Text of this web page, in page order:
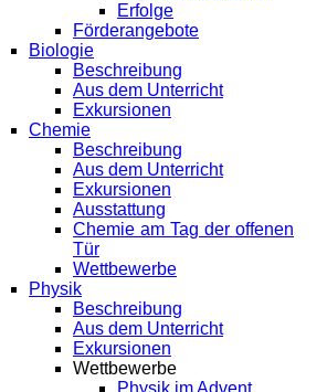
Erfolge
Förderangebote
Biologie
Beschreibung
Aus dem Unterricht
Exkursionen
Chemie
Beschreibung
Aus dem Unterricht
Exkursionen
Ausstattung
Chemie am Tag der offenen
Tür
Wettbewerbe
Physik
Beschreibung
Aus dem Unterricht
Exkursionen
Wettbewerbe
Physik im Advent